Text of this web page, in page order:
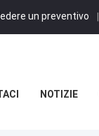
un preventivo |
NOTIZIE